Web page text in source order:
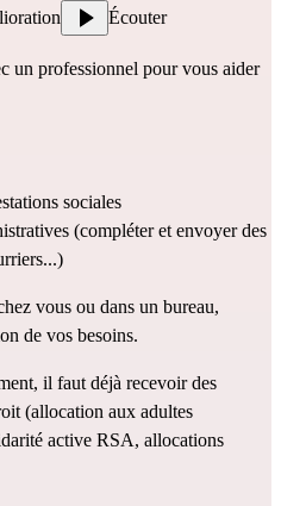
Écouter
un professionnel pour vous aider
sociales
(compléter et envoyer des
vous ou dans un bureau,
de vos besoins.
il faut déjà recevoir des
(allocation aux adultes
active RSA, allocations